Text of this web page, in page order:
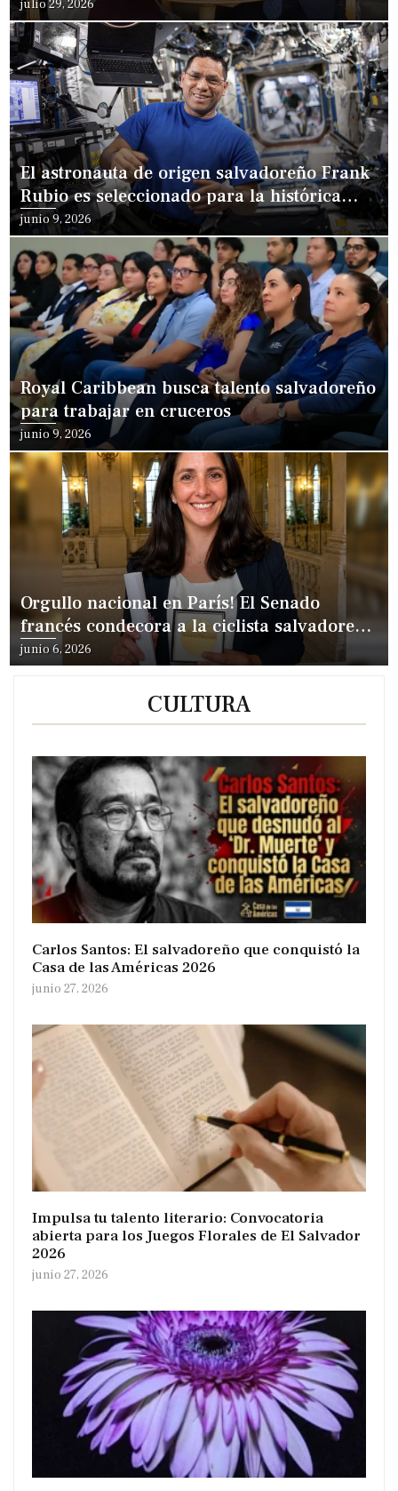
julio 29, 2026
El astronauta de origen salvadoreño Frank
Rubio es seleccionado para la histórica
misión Artemis III de la NASA
junio 9, 2026
Royal Caribbean busca talento salvadoreño
para trabajar en cruceros
junio 9, 2026
Orgullo nacional en París! El Senado
francés condecora a la ciclista salvadoreña
Mariana Salazar
junio 6, 2026
CULTURA
Carlos Santos: El salvadoreño que conquistó la
Casa de las Américas 2026
junio 27, 2026
Impulsa tu talento literario: Convocatoria
abierta para los Juegos Florales de El Salvador
2026
junio 27, 2026